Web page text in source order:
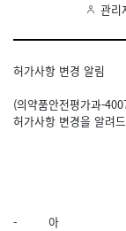
관리
허가사항 변경 알림
(의약품안전평가과-
허가사항 변경을 알려
- 아